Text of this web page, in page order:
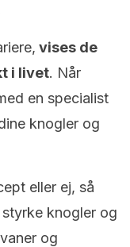
vises de
i livet. Når
en specialist
knogler og
eller ej, så
knogler og
og